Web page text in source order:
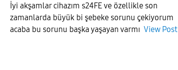
İyi akşamlar cihazım s24FE ve özellikle son
zamanlarda büyük bi şebeke sorunu çekiyorum
acaba bu sorunu başka yaşayan varmı View Post